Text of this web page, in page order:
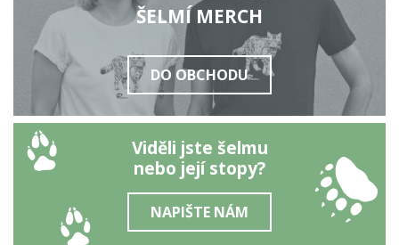
ŠELMÍ MERCH
DO OBCHODU
Viděli jste šelmu
nebo její stopy?
NAPIŠTE NÁM